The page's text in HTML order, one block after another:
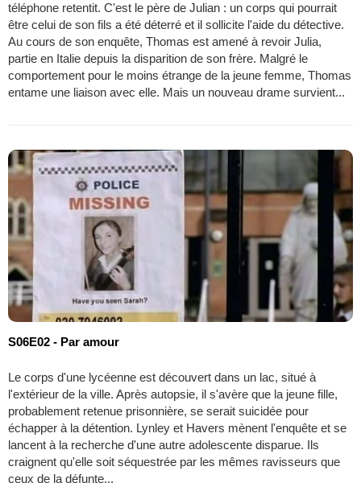
téléphone retentit. C'est le père de Julian : un corps qui pourrait
être celui de son fils a été déterré et il sollicite l'aide du détective.
Au cours de son enquête, Thomas est amené à revoir Julia,
partie en Italie depuis la disparition de son frère. Malgré le
comportement pour le moins étrange de la jeune femme, Thomas
entame une liaison avec elle. Mais un nouveau drame survient...
S06E02 - Par amour
Le corps d'une lycéenne est découvert dans un lac, situé à
l'extérieur de la ville. Après autopsie, il s'avère que la jeune fille,
probablement retenue prisonnière, se serait suicidée pour
échapper à la détention. Lynley et Havers mènent l'enquête et se
lancent à la recherche d'une autre adolescente disparue. Ils
craignent qu'elle soit séquestrée par les mêmes ravisseurs que
ceux de la défunte...